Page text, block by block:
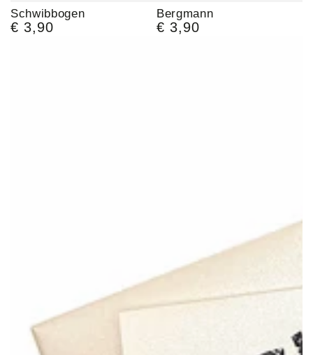
Schwibbogen
Regulärer
€ 3,90
Bergmann
Regulärer
€ 3,90